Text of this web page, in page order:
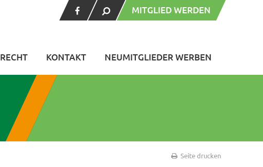
MITGLIED WERDEN
RECHT KONTAKT NEUMITGLIEDER WERBEN
Seite drucken